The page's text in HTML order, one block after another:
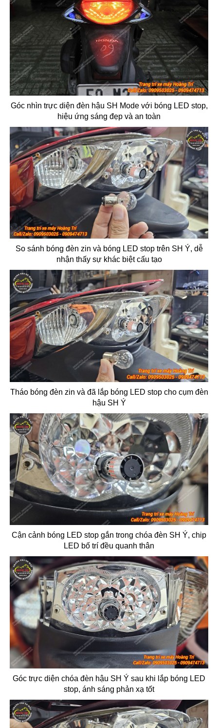
Góc nhìn trực diện đèn hậu SH Mode với bóng LED stop,
hiệu ứng sáng đẹp và an toàn
So sánh bóng đèn zin và bóng LED stop trên SH Ý, dễ
nhận thấy sự khác biệt cấu tạo
Tháo bóng đèn zin và đã lắp bóng LED stop cho cụm đèn
hậu SH Ý
Cận cảnh bóng LED stop gắn trong chóa đèn SH Ý, chip
LED bố trí đều quanh thân
Góc trực diện chóa đèn hậu SH Ý sau khi lắp bóng LED
stop, ánh sáng phản xạ tốt